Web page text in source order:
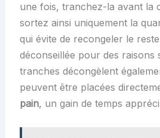
une fois, tranchez-la avant la
sortez ainsi uniquement la
qui évite de recongeler le
déconseillée pour des raisons
tranches décongèlent
peuvent être placées
pain, un gain de temps